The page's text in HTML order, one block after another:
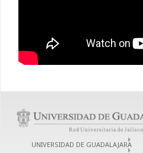
UNIVERSIDAD DE GUADALAJARA